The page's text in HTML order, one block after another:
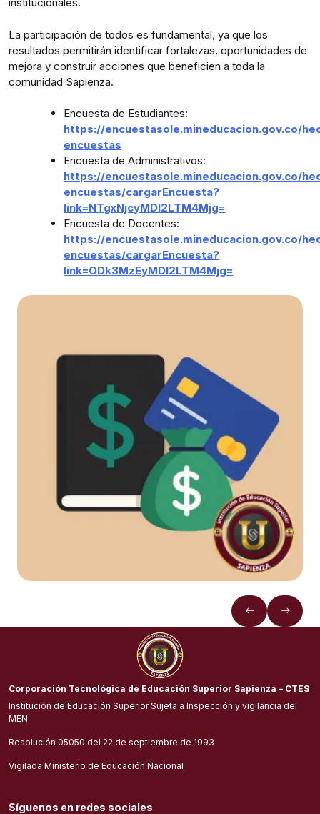
La participación de todos es fundamental, ya que los
resultados permitirán identificar fortalezas, oportunidades de
mejora y construir acciones que beneficien a toda la
comunidad Sapienza.
Encuesta de Estudiantes:
https://encuestasole.mineducacion.gov.co/
encuestas
Encuesta de Administrativos:
https://encuestasole.mineducacion.gov.co/
encuestas/cargarEncuesta?
link=NTgxNjcyMDI2LTM4Mjg=
Encuesta de Docentes:
https://encuestasole.mineducacion.gov.co/
encuestas/cargarEncuesta?
link=ODk3MzEyMDI2LTM4Mjg=
Corporación Tecnológica de Educación Superior Sapienza – CTES
Institución de Educación Superior Sujeta a Inspección y vigilancia del
MEN
Resolución 05050 del 22 de septiembre de 1993
Vigilada Ministerio de Educación Nacional
Síguenos en redes sociales